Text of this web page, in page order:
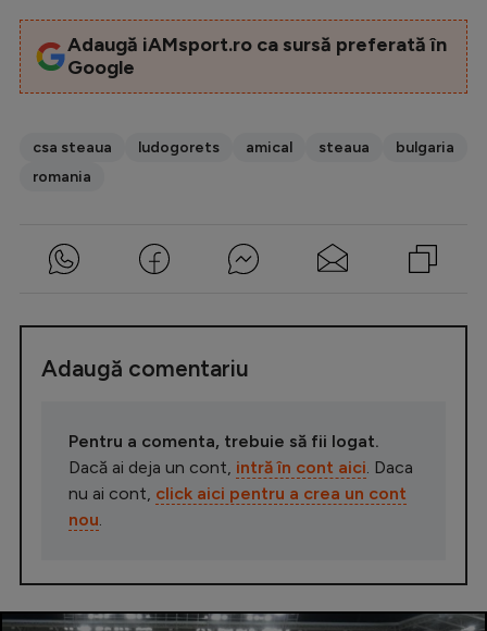
Adaugă iAMsport.ro ca sursă preferată în
Google
csa steaua ludogorets amical steaua
bulgaria
romania
Adaugă comentariu
Pentru a comenta, trebuie să fii logat.
Dacă ai deja un cont, intră în cont aici . Daca
nu ai cont, click aici pentru a crea un cont
nou